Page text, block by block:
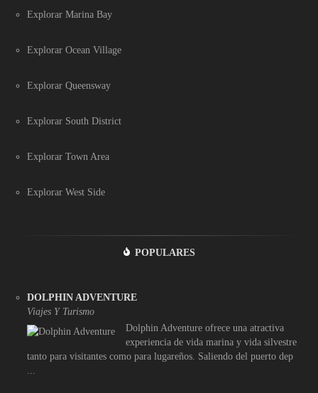
Explorar Marina Bay
Explorar Ocean Village
Explorar Queensway
Explorar South District
Explorar Town Area
Explorar West Side
POPULARES
DOLPHIN ADVENTURE
Viajes Y Turismo
Dolphin Adventure ofrece una atractiva
experiencia de vida marina y vida silvestre
tanto para visitantes como para lugareños. Saliendo del puerto dep